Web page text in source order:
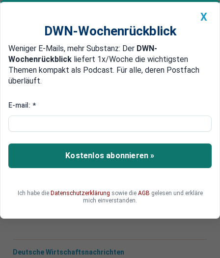
Newsticker MEIN DWN: Geldanlage Premium
Edelmetalle DWN-Magazin China
Protest von Aktivisten
Abschiebung von Flüchtlingen
beginnt ohne Gewalt-Szenen
Die erste Massen-Abschiebung von Flüchtlingen
Aushebelung der Menschenrechte auf die Straße
Deutsche Wirtschaftsnachrichten
X
DWN-Wochenrückblick
Weniger E-Mails, mehr Substanz: Der DWN-
Wochenrückblick liefert 1x/Woche die wichtigsten
Themen kompakt als Podcast. Für alle, deren Postfach
überläuft.
E-mail: *
Kostenlos abonnieren »
Ich habe die Datenschutzerklärung sowie die AGB gelesen und erkläre
mich einverstanden.